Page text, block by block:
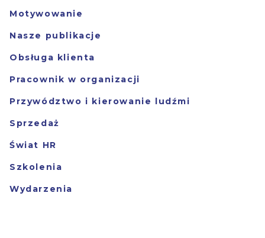
Motywowanie
Nasze publikacje
Obsługa klienta
Pracownik w organizacji
Przywództwo i kierowanie ludźmi
Sprzedaż
Świat HR
Szkolenia
Wydarzenia